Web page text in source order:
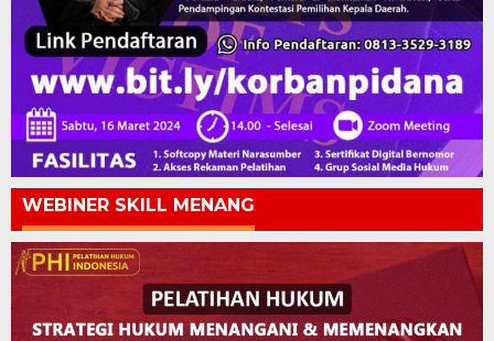
WEBINER SKILL MENANG